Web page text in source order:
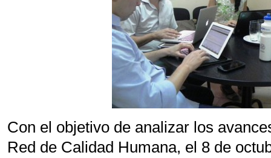
Con el objetivo de analizar los
Red de Calidad Humana, el 8 de